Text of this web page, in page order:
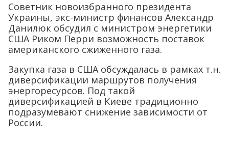
Советник новоизбранного президента
Украины, экс-министр финансов Александр
Данилюк обсудил с министром энергетики
США Риком Перри возможность поставок
американского сжиженного газа.
Закупка газа в США обсуждалась в рамках т.н.
диверсификации маршрутов получения
энергоресурсов. Под такой
диверсификацией в Киеве традиционно
подразумевают снижение зависимости от
России.